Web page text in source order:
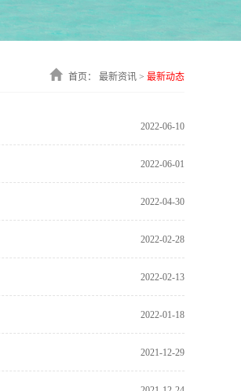
首页： 最新资讯 > 最新动态
2022-06-10
2022-06-01
2022-04-30
2022-02-28
2022-02-13
2022-01-18
2021-12-29